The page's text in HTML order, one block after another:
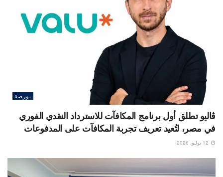
بورصة
ڤاليو تطلق أول برنامج المكافآت للاسترداد النقدي الفوري
في مصر، لتُعيد تعريف تجربة المكافآت على المدفوعات